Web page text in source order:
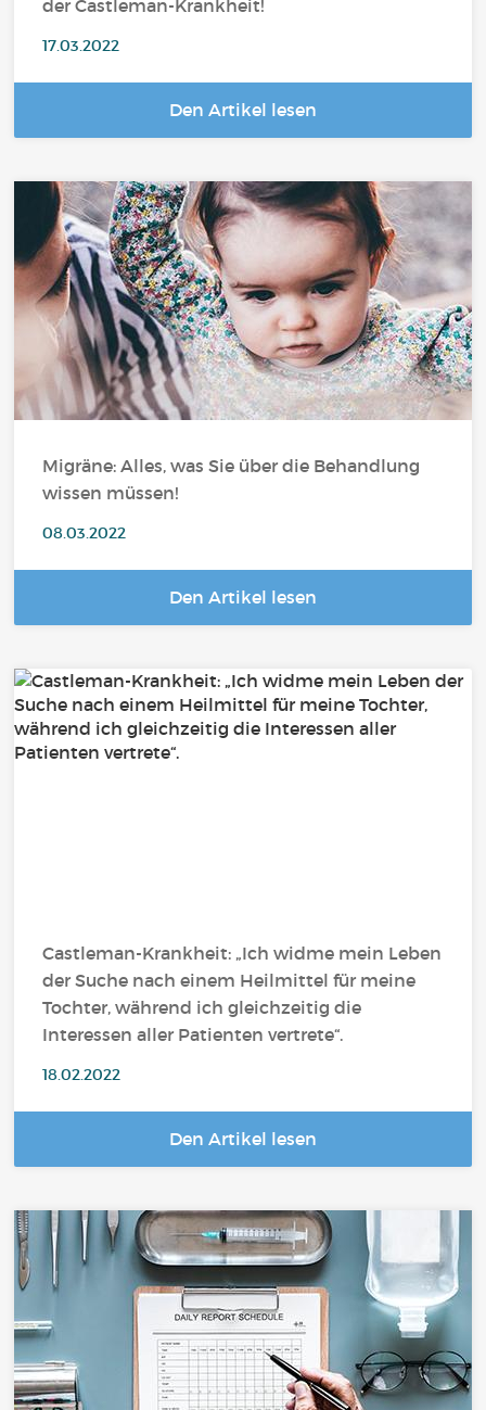
der Castleman-Krankheit!
17.03.2022
Den Artikel lesen
Migräne: Alles, was Sie über die Behandlung
wissen müssen!
08.03.2022
Den Artikel lesen
Castleman-Krankheit: „Ich widme mein Leben
der Suche nach einem Heilmittel für meine
Tochter, während ich gleichzeitig die
Interessen aller Patienten vertrete“.
18.02.2022
Den Artikel lesen